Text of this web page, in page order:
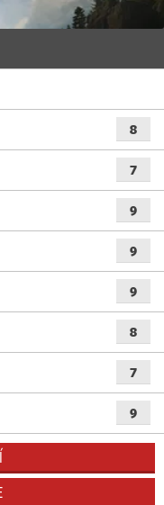
8
7
9
9
9
8
7
9